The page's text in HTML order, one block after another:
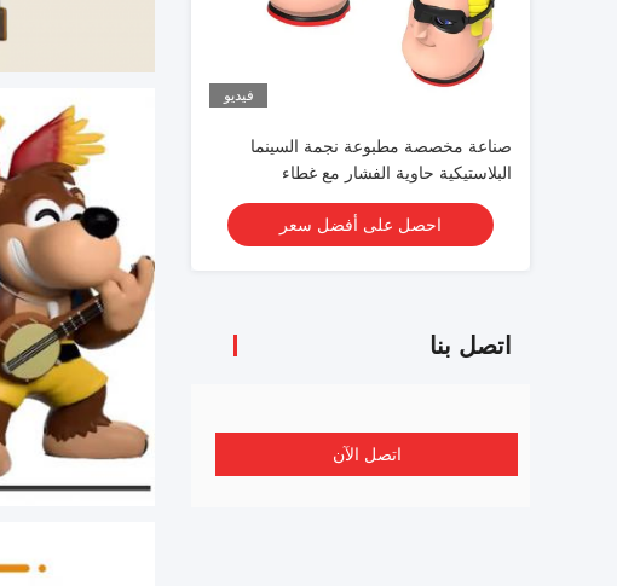
فيديو
صناعة مخصصة مطبوعة نجمة السينما
البلاستيكية حاوية الفشار مع غطاء
احصل على أفضل سعر
اتصل بنا
اتصل الآن